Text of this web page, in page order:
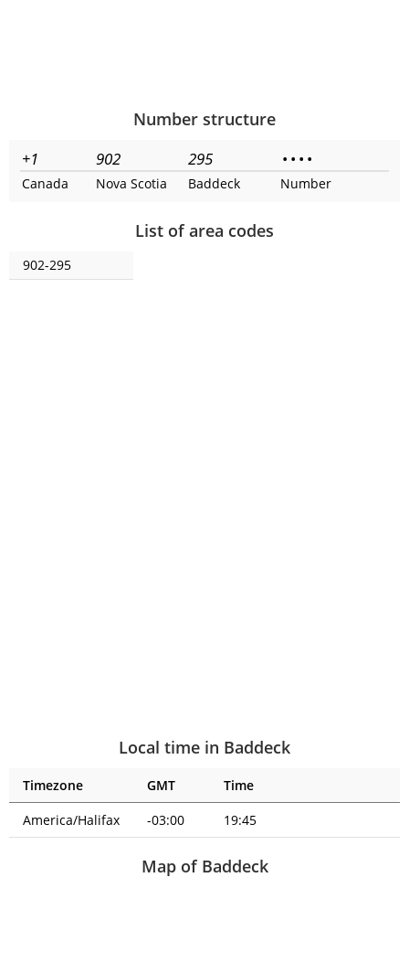
Number structure
+1 902 295 • • • •
Canada Nova Scotia Baddeck Number
List of area codes
902-295
Local time in Baddeck
Timezone GMT
Time
America/Halifax
-03:00 19:45
Map of Baddeck